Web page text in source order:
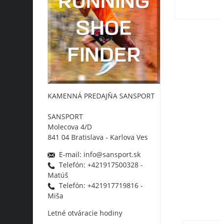
KAMENNÁ PREDAJŇA SANSPORT
SANSPORT
Molecova 4/D
841 04 Bratislava - Karlova Ves
E-mail: info@sansport.sk
Telefón: +421917500328 -
Matúš
Telefón: +421917719816 -
Miša
Letné otváracie hodiny